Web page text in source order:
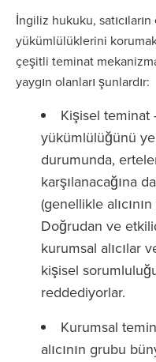
İngiliz hukuku,
yükümlülüklerini
çeşitli teminat
yaygın olanları şunlardır:
Kişisel teminat
yükümlülüğünü
durumunda,
karşılanacağına
(genellikle
Doğrudan ve
kurumsal alıcılar
kişisel
reddediyorlar.
Kurumsal
alıcının grubu